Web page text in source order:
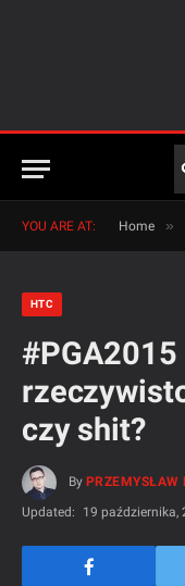
YOU ARE AT: Home »
HTC
czy shit?
By PRZEMYSŁAW
Updated:
19 października,